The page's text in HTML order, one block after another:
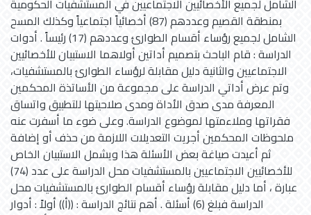
بمنطقة القصيم وعددهم (87) أخصائياً اجتماعياً وكذلك المسح
الشامل لجميع رؤساء أقسام الطوارئ وعددهم (17) رئيساً . أدوات
الدراسة : قام الباحث بتصميم أداتين أولاهما الاستبيان للأخصائيين
الاجتماعيين والثانية دليل مقابلة لرؤساء الطوارئ بالمستشفيات،
وتم عرض أداتي الدراسة على مجموعة من الأساتذة المحكمين
المعرفة مدى صدق الأداة ومدى صلاحيتها للتطبيق واتساق
فقراتها وملاءمتها لموضوع الدراسة. وعلى ضوء ما أسفرت عنه
ملحوظات المحكمين أجريت التعديلات اللازمة من حذف أو إضافة
ثم أعيدت صياغة بعض الأسئلة هذا ويشمل الاستبيان الخاص
للأخصائيين الاجتماعيين بالمستشفيات محل الدراسة على عدد (74)
عبارة ، أما دليل مقابلة رؤساء أقسام الطوارئ بالمستشفيات محل
الدراسة فبلغ (6) أسئلة . أهم نتائج الدراسة : ((أ)) أولاً : أدوار